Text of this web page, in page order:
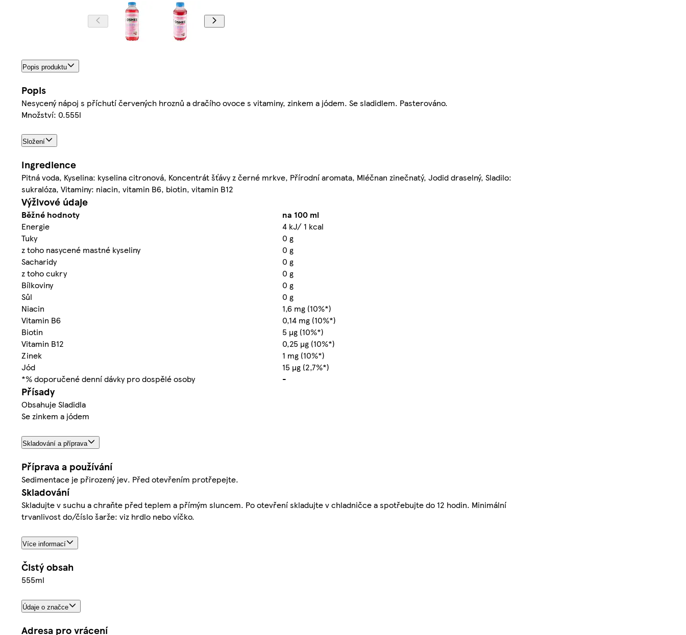
Popis produktu
Popis
Nesycený nápoj s příchutí červených hroznů a dračího ovoce s vitaminy, zinkem a jódem. Se sladidlem. Pasterováno.
Množství: 0.555l
Složení
Ingredience
Pitná voda, Kyselina: kyselina citronová, Koncentrát šťávy z černé mrkve, Přírodní aromata, Mléčnan zinečnatý, Jodid draselný, Sladilo:
sukralóza, Vitaminy: niacin, vitamin B6, biotin, vitamin B12
Výživové údaje
Běžné hodnoty
na 100 ml
Energie
4 kJ/ 1 kcal
Tuky
0 g
z toho nasycené mastné kyseliny
0 g
Sacharidy
0 g
z toho cukry
0 g
Bílkoviny
0 g
Sůl
0 g
Niacin
1,6 mg (10%*)
Vitamin B6
0,14 mg (10%*)
Biotin
5 µg (10%*)
Vitamin B12
0,25 µg (10%*)
Zinek
1 mg (10%*)
Jód
15 µg (2,7%*)
*% doporučené denní dávky pro dospělé osoby
-
Přísady
Obsahuje Sladidla
Se zinkem a jódem
Skladování a příprava
Příprava a používání
Sedimentace je přirozený jev. Před otevřením protřepejte.
Skladování
Skladujte v suchu a chraňte před teplem a přímým sluncem. Po otevření skladujte v chladničce a spotřebujte do 12 hodin. Minimální
trvanlivost do/číslo šarže: viz hrdlo nebo víčko.
Více informací
Čistý obsah
555ml
Údaje o značce
Adresa pro vrácení